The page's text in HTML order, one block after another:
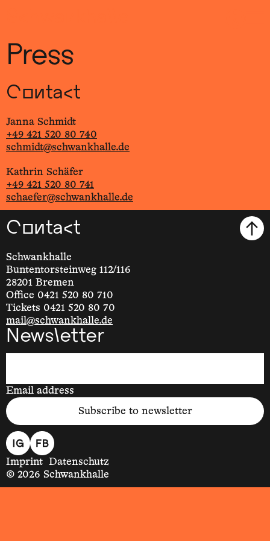
Press
Contact
Janna Schmidt
+49 421 520 80 740
schmidt@schwankhalle.de
Kathrin Schäfer
+49 421 520 80 741
schaefer@schwankhalle.de
Contact
Schwankhalle
Buntentorsteinweg 112/116
28201 Bremen
Office 0421 520 80 710
Tickets 0421 520 80 70
mail@schwankhalle.de
Newsletter
Email address
Subscribe to newsletter
© 2026 Schwankhalle
Imprint Datenschutz